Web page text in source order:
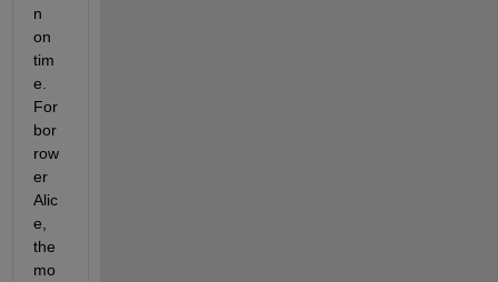
n
on
tim
e.
For
bor
row
er
Alic
e,
the
mo